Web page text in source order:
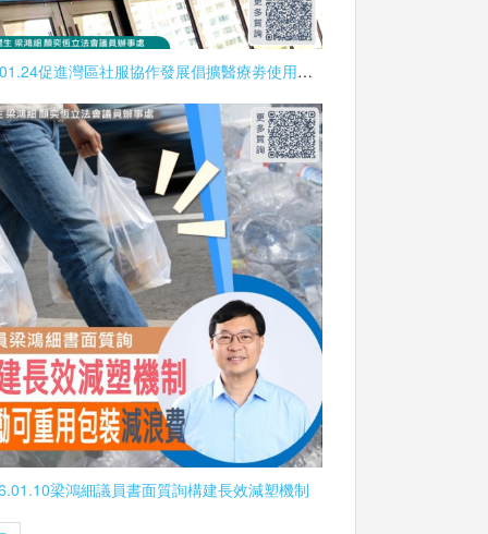
2026.01.24促進灣區社服協作發展倡擴醫療劵使用範圍
梁鴻細議員書面質詢構建長效減塑機制